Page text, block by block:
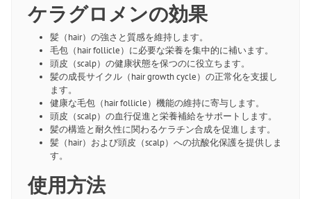
ケラグロメンの効果
髪（hair）の強さと質感を維持します。
毛包（hair follicle）に必要な栄養を集中的に補います。
頭皮（scalp）の健康状態を保つのに役立ちます。
髪の成長サイクル（hair growth cycle）の正常化を支援し
ます。
健康な毛包（hair follicle）機能の維持に寄与します。
頭皮（scalp）の血行促進と栄養補給をサポートします。
髪の構造と耐久性に関わるケラチン合成を促進します。
髪（hair）および頭皮（scalp）への抗酸化保護を提供しま
す。
使用方法